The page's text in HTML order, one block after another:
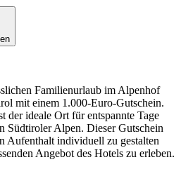
Familienurlaub im Alpenhof
mit einem 1.000-Euro-Gutschein.
der ideale Ort für entspannte Tage
Südtiroler Alpen. Dieser Gutschein
Aufenthalt individuell zu gestalten
Angebot des Hotels zu erleben.